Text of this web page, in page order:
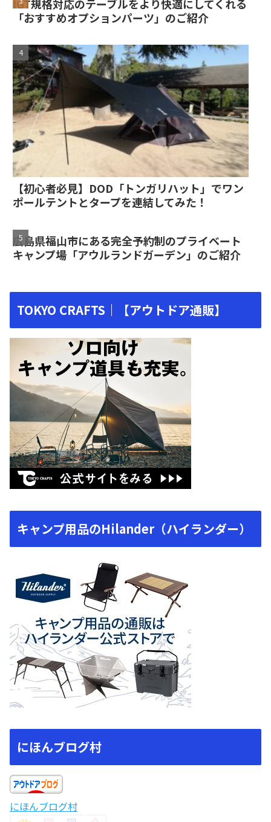
IGT規格対応のテーブルをより快適にしてくれる
「おすすめオプションパーツ」のご紹介
【初心者必見】DOD「トンガリハット」でワン
ポールテントとタープを連結してみた！
広島県福山市にある完全予約制のプライベート
キャンプ場「アウルランドガーデン」のご紹介
TOKYO CRAFTS｜【アウトドア通販】
キャンプ用品のHilander（ハイランダー）
にほんブログ村
にほんブログ村